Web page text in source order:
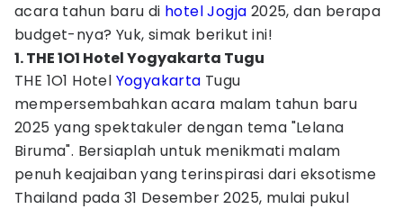
acara tahun baru di hotel Jogja 2025, dan berapa
budget-nya? Yuk, simak berikut ini!
1. THE 1O1 Hotel Yogyakarta Tugu
THE 1O1 Hotel Yogyakarta Tugu
mempersembahkan acara malam tahun baru
2025 yang spektakuler dengan tema "Lelana
Biruma". Bersiaplah untuk menikmati malam
penuh keajaiban yang terinspirasi dari eksotisme
Thailand pada 31 Desember 2025, mulai pukul